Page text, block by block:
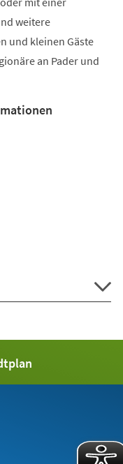
weitere
und kleinen Gäste
an Pader und